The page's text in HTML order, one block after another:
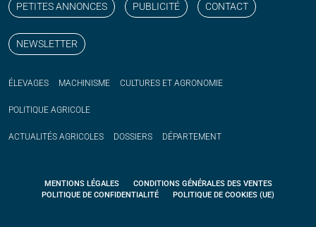
PETITES ANNONCES PUBLICITÉ CONTACT
NEWSLETTER
ÉLEVAGES MACHINISME CULTURES ET AGRONOMIE
POLITIQUE AGRICOLE
ACTUALITÉS AGRICOLES DOSSIERS DÉPARTEMENT
MENTIONS LÉGALES
CONDITIONS GÉNÉRALES DES VENTES
POLITIQUE DE CONFIDENTIALITÉ
POLITIQUE DE COOKIES (UE)